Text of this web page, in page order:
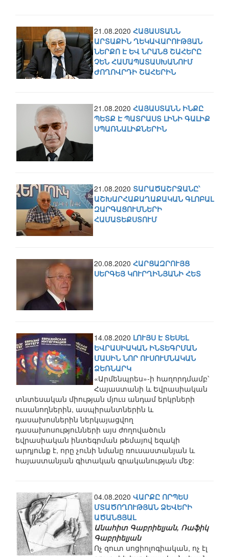
21.08.2020 ՀԱՅԱՍՏԱՆՆ
ԱՐՏԱՔԻՆ ՂԵԿԱՎԱՐՈՒԹՅԱՆ
ՆԵՐՔՈ Է ԵՎ ՆՐԱՆՑ ՇԱՀԵՐԸ
ՉԵՆ ՀԱՄԱՊԱՏԱՍԽԱՆՈՒՄ
ԺՈՂՈՎՐԴԻ ՇԱՀԵՐԻՆ
21.08.2020 ՀԱՅԱՍՏԱՆՆ ԻՆՔԸ
ՊԵՏՔ Է ՊԱՏՐԱՍՏ ԼԻՆԻ ԳԱԼԻՔ
ՍՊԱՌՆԱԼԻՔՆԵՐԻՆ
21.08.2020 ՏԱՐԱԾԱՇՐՋԱՆԸ՝
ԱՇԽԱՐՀԱՔԱՂԱՔԱԿԱՆ ԳԼՈԲԱԼ
ԶԱՐԳԱՑՈՒՄՆԵՐԻ
ՀԱՄԱՏԵՔՍՏՈՒՄ
20.08.2020 ՀԱՐՑԱԶՐՈՒՅՑ
ՍԵՐԳԵՅ ԿՈՒՐՂԻՆՅԱՆԻ ՀԵՏ
14.08.2020 ԼՈՒՅՍ Է ՏԵՍԵԼ
ԵՎՐԱՍԻԱԿԱՆ ԻՆՏԵԳՐՄԱՆ
ՄԱՍԻՆ ՆՈՐ ՈՒՍՈՒՄՆԱԿԱՆ
ՁԵՌՆԱՐԿ
«Արմենպրես»-ի հաղորդմամբ՝
Հայաստանի և Եվրասիական
տնտեսական միության մյուս անդամ երկրների
ուսանողներին, ասպիրանտներին և
դասախոսներին ներկայացվող
դասախոսությունների այս ժողովածուն
եվրասիական ինտեգրման թեմայով եզակի
արդյունք է, որը չունի նմանը ռուսաստանյան և
հայաստանյան գիտական գրականության մեջ:
04.08.2020 ՎԱՐՔԸ ՈՐՊԵՍ
ՄՏԱԾՈՂՈՒԹՅԱՆ ՁԵՎԵՐԻ
ԱԾԱՆՑՅԱԼ
Անահիտ Գաբրիելյան, Ռաֆիկ
Գաբրիելյան
Ոչ զուտ սոցիոլոգիական, ոչ էլ